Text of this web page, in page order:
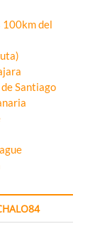
100km del
Santiago